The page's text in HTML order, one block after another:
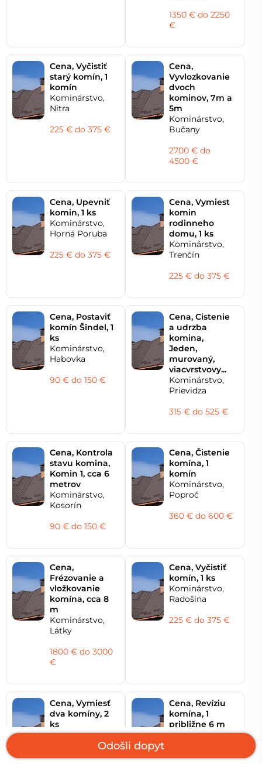
Odošli dopyt
1350 € do 2250
€
Cena, Vyčistiť
starý komín, 1
komín
Kominárstvo,
Nitra
225 € do 375 €
Cena,
Vyvlozkovanie
dvoch
kominov, 7m a
5m
Kominárstvo,
Bučany
2700 € do
4500 €
Cena, Upevniť
komin, 1 ks
Kominárstvo,
Horná Poruba
225 € do 375 €
Cena, Vymiest
komin
rodinneho
domu, 1 ks
Kominárstvo,
Trenčín
225 € do 375 €
Cena, Postaviť
komín Šindel, 1
ks
Kominárstvo,
Habovka
90 € do 150 €
Cena, Cistenie
a udrzba
komina,
Jeden,
murovaný,
viacvrstvovy...
Kominárstvo,
Prievidza
315 € do 525 €
Cena, Kontrola
stavu komina,
Komin 1, cca 6
metrov
Kominárstvo,
Kosorín
90 € do 150 €
Cena, Čistenie
komína, 1
komín
Kominárstvo,
Poproč
360 € do 600 €
Cena,
Frézovanie a
vložkovanie
komína, cca 8
m
Kominárstvo,
Látky
1800 € do 3000
€
Cena, Vyčistiť
komín, 1 ks
Kominárstvo,
Radošina
225 € do 375 €
Cena, Vymiesť
dva komíny, 2
ks
Kominárstvo,
Cena, Revíziu
komína, 1
približne 6 m
Kominárstvo,